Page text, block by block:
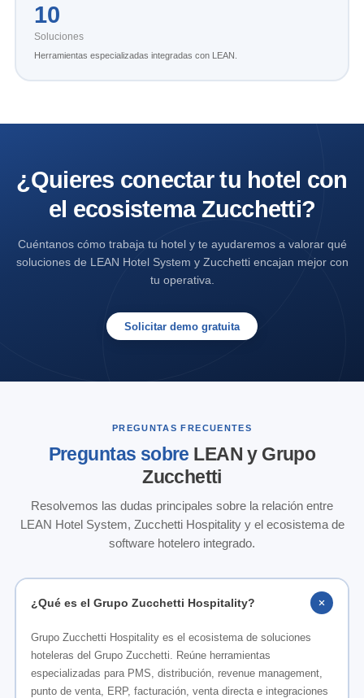
10
Soluciones
Herramientas especializadas integradas con LEAN.
¿Quieres conectar tu hotel con
el ecosistema Zucchetti?
Cuéntanos cómo trabaja tu hotel y te ayudaremos a valorar qué
soluciones de LEAN Hotel System y Zucchetti encajan mejor con
tu operativa.
Solicitar demo gratuita
PREGUNTAS FRECUENTES
Preguntas sobre LEAN y Grupo
Zucchetti
Resolvemos las dudas principales sobre la relación entre
LEAN Hotel System, Zucchetti Hospitality y el ecosistema de
software hotelero integrado.
¿Qué es el Grupo Zucchetti Hospitality?
Grupo Zucchetti Hospitality es el ecosistema de soluciones
hoteleras del Grupo Zucchetti. Reúne herramientas
especializadas para PMS, distribución, revenue management,
punto de venta, ERP, facturación, venta directa e integraciones